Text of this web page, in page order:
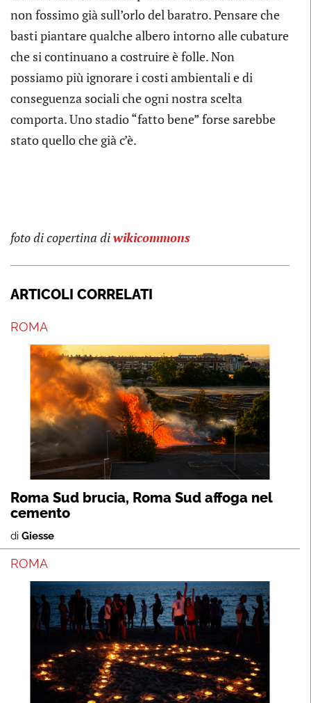
non fossimo già sull’orlo del baratro. Pensare che
basti piantare qualche albero intorno alle cubature
che si continuano a costruire è folle. Non
possiamo più ignorare i costi ambientali e di
conseguenza sociali che ogni nostra scelta
comporta. Uno stadio “fatto bene” forse sarebbe
stato quello che già c’è.
foto di copertina diwikicommons
ARTICOLI CORRELATI
ROMA
Roma Sud brucia, Roma Sud affoga nel
cemento
di Giesse
ROMA